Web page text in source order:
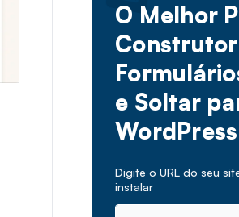
O Melhor
e Soltar
WordPress
Digite o URL do seu
instalar